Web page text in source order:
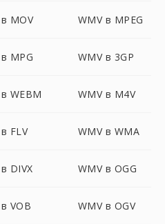
MOV WMV в MPEG
MPG WMV в 3GP
WEBM WMV в M4V
FLV WMV в WMA
DIVX WMV в OGG
VOB WMV в OGV